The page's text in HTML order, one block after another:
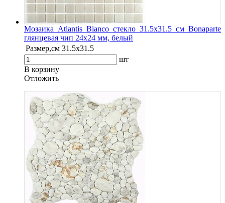
Мозаика Atlantis Bianco стекло 31.5х31.5 см Bonaparte
глянцевая чип 24х24 мм, белый
Размер,см 31.5х31.5
шт
В корзину
Oтложить